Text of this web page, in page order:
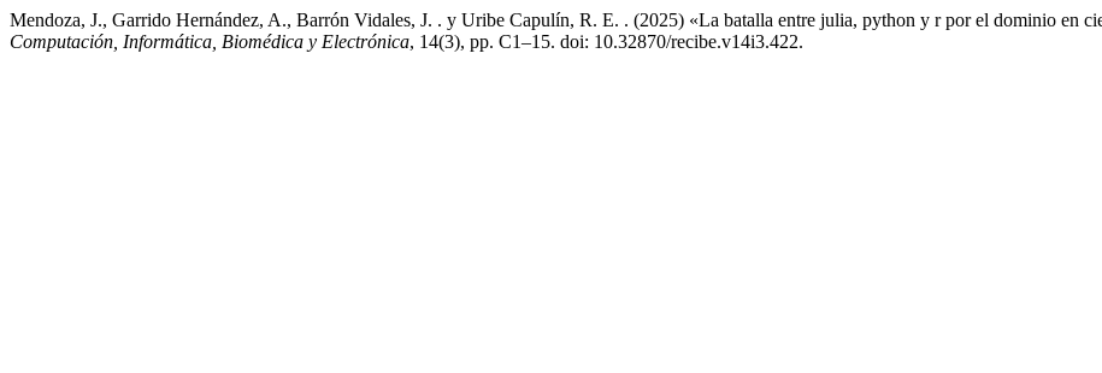
Mendoza, J., Garrido Hernández, A., Barrón Vidales, J. . y Uribe Capulín, R. E. . (2025) «La batalla entre julia, python y r por el dominio en
Computación, Informática, Biomédica y Electrónica, 14(3), pp. C1–15. doi: 10.32870/recibe.v14i3.422.